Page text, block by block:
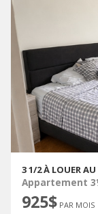
3 1/2 À LOUER
Appartement
925$ PAR MOIS